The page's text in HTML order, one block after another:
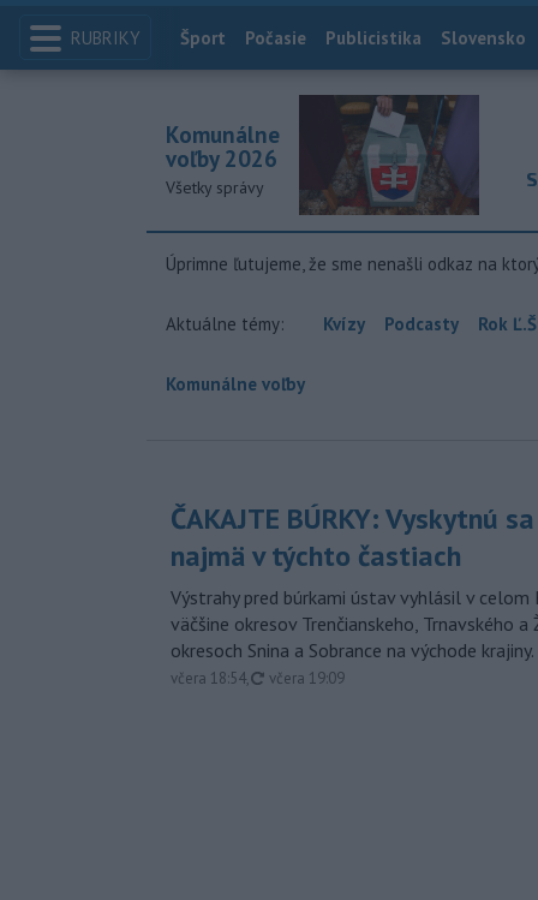
RUBRIKY Index
Šport Počasie Publicistika Slovensko
Komunálne
voľby 2026
Všetky správy
Úprimne ľutujeme, že sme nenašli odkaz na
Aktuálne témy: Kvízy Podcasty Rok
Komunálne voľby
ČAKAJTE BÚRKY: Vyskytnú
najmä v týchto častiach
Výstrahy pred búrkami ústav vyhlásil v
väčšine okresov Trenčianskeho, Trnavského a
okresoch Snina a Sobrance na východe krajiny.
včera 18:54, aktualizované
včera 19:09